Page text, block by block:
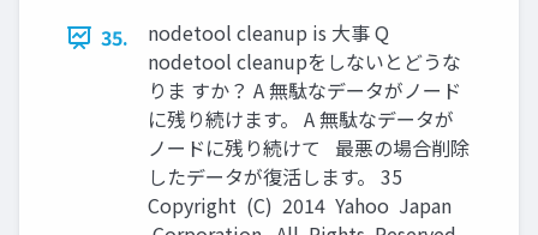
35.
nodetool cleanup is 大事 Q
nodetool cleanupをしないとどうな
りま すか？ A 無駄なデータがノード
に残り続けます。 A 無駄なデータが
ノードに残り続けて 最悪の場合削除
したデータが復活します。 35
Copyright (C) 2014 Yahoo Japan